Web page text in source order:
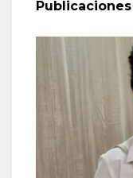
Publicaciones